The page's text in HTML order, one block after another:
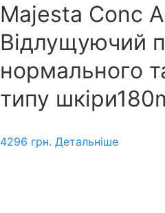
Majesta Conc
Відлущуючий
нормального
типу
4296 грн. Детальніше